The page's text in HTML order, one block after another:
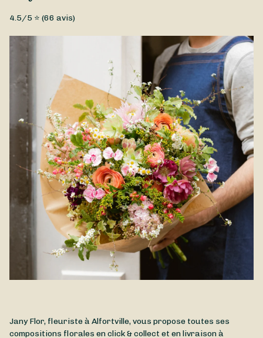
Un magnifique bouquet de fleurs de saison réalisé par Jany
Flor à offrir à l'occasion de la fête des grands-mères. Vous
pouvez demander à votre fleuriste de le personnaliser en
fonction de votre budget et de vos préférences. Le bouquet
fête des grands-mères est disponible à la livraison à
Alfortville et dans les environs.
4.5/5 ⭐ (66 avis)
Jany Flor, fleuriste à Alfortville, vous propose toutes ses
compositions florales en click & collect et en livraison à